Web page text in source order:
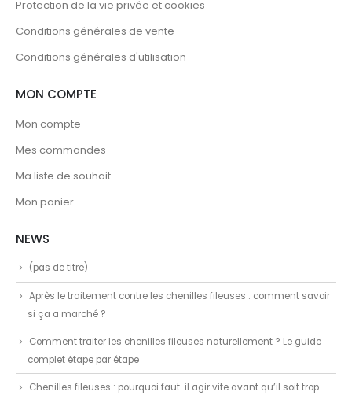
Protection de la vie privée et cookies
Conditions générales de vente
Conditions générales d'utilisation
MON COMPTE
Mon compte
Mes commandes
Ma liste de souhait
Mon panier
NEWS
(pas de titre)
Après le traitement contre les chenilles fileuses : comment savoir
si ça a marché ?
Comment traiter les chenilles fileuses naturellement ? Le guide
complet étape par étape
Chenilles fileuses : pourquoi faut-il agir vite avant qu’il soit trop